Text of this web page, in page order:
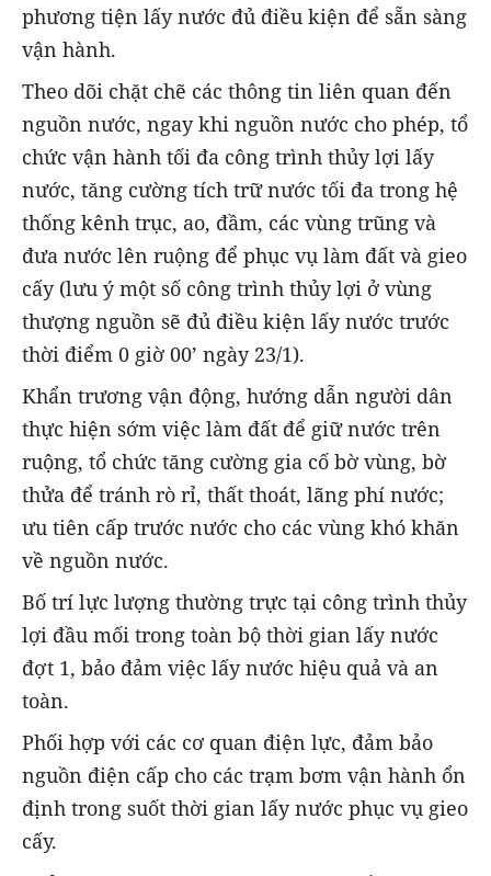
phương tiện lấy nước đủ điều kiện để sẵn sàng
vận hành.
Theo dõi chặt chẽ các thông tin liên quan đến
nguồn nước, ngay khi nguồn nước cho phép, tổ
chức vận hành tối đa công trình thủy lợi lấy
nước, tăng cường tích trữ nước tối đa trong hệ
thống kênh trục, ao, đầm, các vùng trũng và
đưa nước lên ruộng để phục vụ làm đất và gieo
cấy (lưu ý một số công trình thủy lợi ở vùng
thượng nguồn sẽ đủ điều kiện lấy nước trước
thời điểm 0 giờ 00’ ngày 23/1).
Khẩn trương vận động, hướng dẫn người dân
thực hiện sớm việc làm đất để giữ nước trên
ruộng, tổ chức tăng cường gia cố bờ vùng, bờ
thửa để tránh rò rỉ, thất thoát, lãng phí nước;
ưu tiên cấp trước nước cho các vùng khó khăn
về nguồn nước.
Bố trí lực lượng thường trực tại công trình thủy
lợi đầu mối trong toàn bộ thời gian lấy nước
đợt 1, bảo đảm việc lấy nước hiệu quả và an
toàn.
Phối hợp với các cơ quan điện lực, đảm bảo
nguồn điện cấp cho các trạm bơm vận hành ổn
định trong suốt thời gian lấy nước phục vụ gieo
cấy.